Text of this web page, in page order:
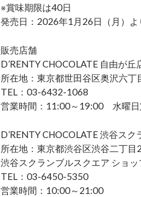
※賞味期限は40日
発売日：2026年1月26日（月）よ
販売店舗
D’RENTY CHOCOLATE 自由が丘
所在地：東京都世田谷区奥沢六
TEL：03-6432-1068
営業時間：11:00～19:00 水曜日
D’RENTY CHOCOLATE 渋谷ス
所在地：東京都渋谷区渋谷二丁目
渋谷スクランブルスクエア ショ
TEL：03-6450-5350
営業時間：10:00～21:00